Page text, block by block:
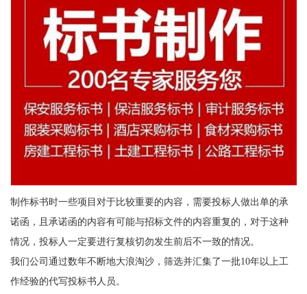
制作标书时一些项目对于比较重要的内容，需要投标人做出单的承
诺函，且承诺函的内容有可能与招标文件的内容重复的，对于这种
情况，投标人一定要进行复核切勿发生前后不一致的情况。
我们公司通过数年不断地大浪淘沙，筛选并汇集了一批10年以上工
作经验的代写投标书人员。